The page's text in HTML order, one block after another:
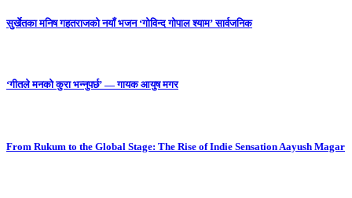
सुर्खेतका मनिष गहतराजको नयाँ भजन ‘गोविन्द गोपाल श्याम’ सार्वजनिक
‘गीतले मनको कुरा भन्नुपर्छ’ — गायक आयुष मगर
From Rukum to the Global Stage: The Rise of Indie Sensation Aayush Magar